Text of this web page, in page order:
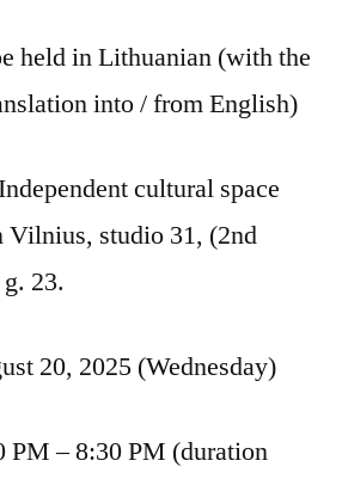
held in Lithuanian (with the
into / from English)
cultural space
Vilnius, studio 31, (2nd
23.
20, 2025 (Wednesday)
PM – 8:30 PM (duration